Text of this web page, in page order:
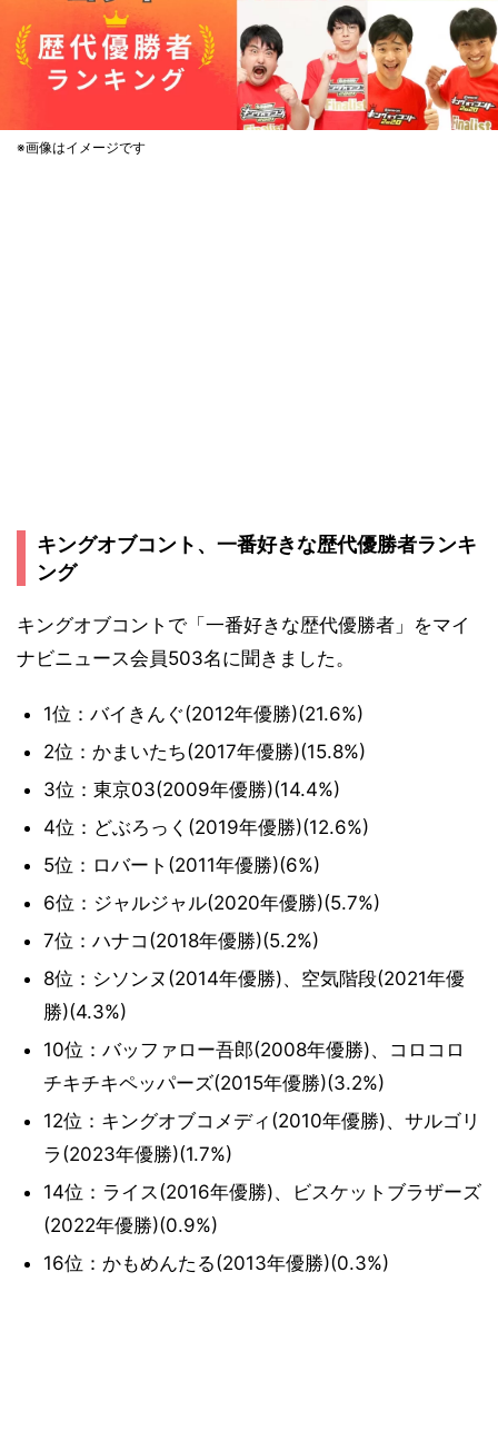
※画像はイメージです
キングオブコント、一番好きな歴代優勝者ランキ
ング
キングオブコントで「一番好きな歴代優勝者」をマイ
ナビニュース会員503名に聞きました。
1位：バイきんぐ(2012年優勝)(21.6%)
2位：かまいたち(2017年優勝)(15.8%)
3位：東京03(2009年優勝)(14.4%)
4位：どぶろっく(2019年優勝)(12.6%)
5位：ロバート(2011年優勝)(6%)
6位：ジャルジャル(2020年優勝)(5.7%)
7位：ハナコ(2018年優勝)(5.2%)
8位：シソンヌ(2014年優勝)、空気階段(2021年優
勝)(4.3%)
10位：バッファロー吾郎(2008年優勝)、コロコロ
チキチキペッパーズ(2015年優勝)(3.2%)
12位：キングオブコメディ(2010年優勝)、サルゴリ
ラ(2023年優勝)(1.7%)
14位：ライス(2016年優勝)、ビスケットブラザーズ
(2022年優勝)(0.9%)
16位：かもめんたる(2013年優勝)(0.3%)